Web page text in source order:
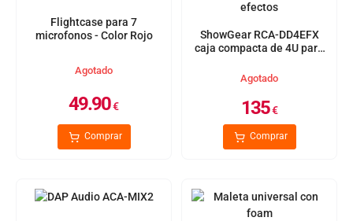
Flightcase para 7
microfonos - Color Rojo
Agotado
49.90€
Comprar
ShowGear RCA-DD4EFX
caja compacta de 4U para
Agotado
135€
Comprar